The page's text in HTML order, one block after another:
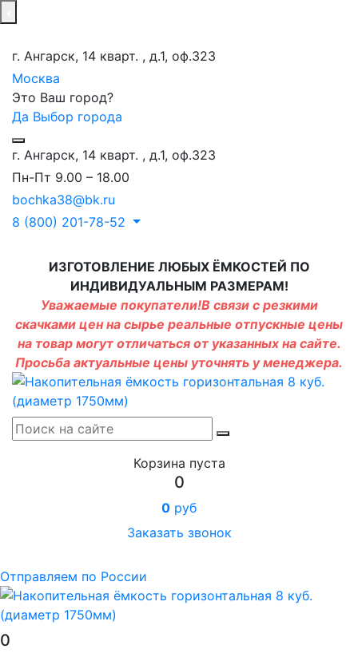
г. Ангарск, 14 кварт. , д.1, оф.323
Москва
Это Ваш город?
Да Выбор города
г. Ангарск, 14 кварт. , д.1, оф.323
Пн-Пт 9.00 – 18.00
bochka38@bk.ru
8 (800) 201-78-52
ИЗГОТОВЛЕНИЕ ЛЮБЫХ ЁМКОСТЕЙ ПО
ИНДИВИДУАЛЬНЫМ РАЗМЕРАМ!
Уважаемые покупатели!В связи с резкими
скачками цен на сырье реальные отпускные цены
на товар могут отличаться от указанных на сайте.
Просьба актуальные цены уточнять у менеджера.
Корзина пуста
0
0 руб
Заказать звонок
Отправляем по России
0